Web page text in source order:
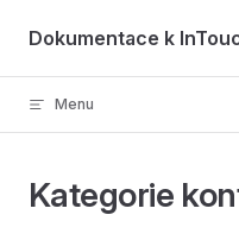
Skip to content
Dokumentace k
Menu
Kategorie